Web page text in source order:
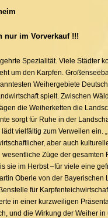
nur im Vorverkauf !!!
Spezialität. Viele Städter
um den Karpfen.
Weihergebiete
spielt. Zwischen
die Weiherketten die
sorgt für Ruhe in der
vielfältig zum Verweilen ein.
aber auch
Züge der gesamten
sie im Herbst –für viele eine
Oberle von der Bayerischen
für
in einer kurzweiligen
und die Wirkung der Weiher in